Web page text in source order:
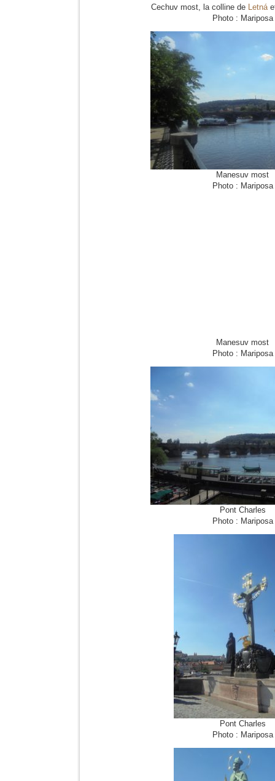
Cechuv most, la colline de Letná
Photo : Mariposa
Manesuv most
Photo : Mariposa
Manesuv most
Photo : Mariposa
Pont Charles
Photo : Mariposa
Pont Charles
Photo : Mariposa